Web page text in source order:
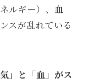
ルギー）、血
スが乱れている
」と「血」がス